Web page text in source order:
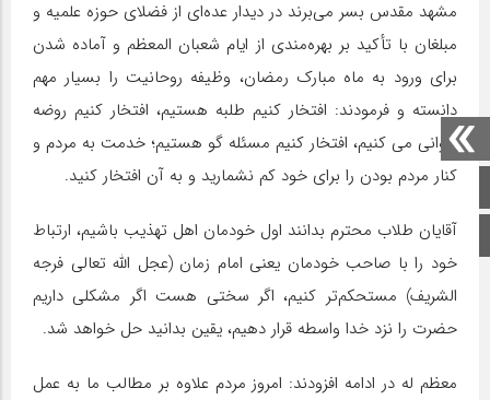
صفحه اصلی
اینستاگرام
مشهد مقدس بسر می‌برند در دیدار عده‌ای از فضلای حوزه علمیه و
مبلغان با تأکید بر بهره‌مندی از ایام شعبان المعظم و آماده شدن
برای ورود به ماه مبارک رمضان، وظیفه روحانیت را بسیار مهم
دانسته و فرمودند: افتخار کنیم طلبه هستیم، افتخار کنیم روضه
خوانی می کنیم، افتخار کنیم مسئله‌ گو هستیم؛ خدمت به مردم و
کنار مردم بودن را برای خود کم نشمارید و به آن افتخار کنید.
آقایان طلاب محترم بدانند اول خودمان اهل تهذیب باشیم، ارتباط
خود را با صاحب خودمان یعنی امام زمان (عجل الله تعالی فرجه
الشریف) مستحکم‌تر کنیم، اگر سختی هست اگر مشکلی داریم
حضرت را نزد خدا واسطه قرار دهیم، یقین بدانید حل خواهد شد.
معظم له در ادامه افزودند: امروز مردم علاوه بر مطالب ما به عمل